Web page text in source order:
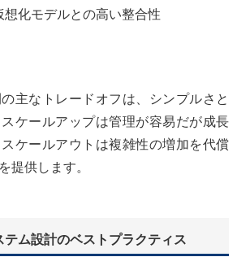
想化モデルとの高い整合性
主なトレードオフは、シンプルさと
ケールアップは管理が容易だが成長
ケールアウトは複雑性の増加を代償
提供します。
テム設計のベストプラクティス